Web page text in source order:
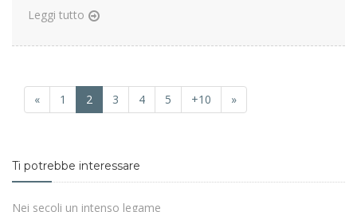
Leggi tutto
« 1 2 3 4 5 +10 »
Ti potrebbe interessare
Nei secoli un intenso legame